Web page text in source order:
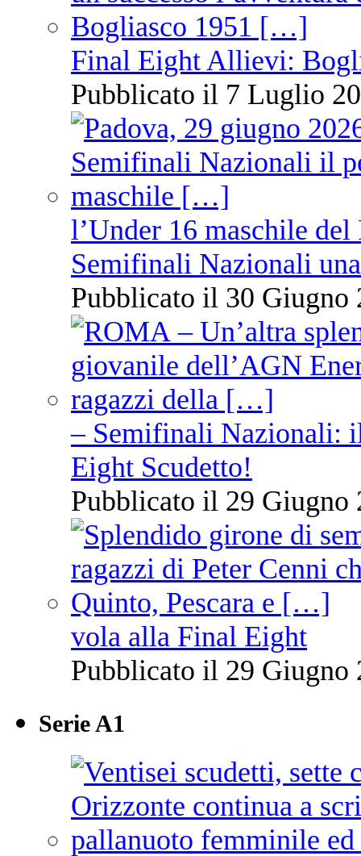
Final Eight Allievi:
Pubblicato il 7 Luglio
l’Under 16 maschile
Semifinali Nazionali
Pubblicato il 30 Giugno
– Semifinali Nazionali:
Eight Scudetto!
Pubblicato il 29 Giugno
vola alla Final Eight
Pubblicato il 29 Giugno
Serie A1